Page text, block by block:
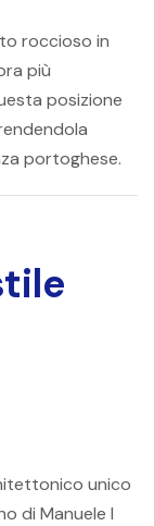
roccioso in
più
posizione
portoghese.
unico
di Manuele I